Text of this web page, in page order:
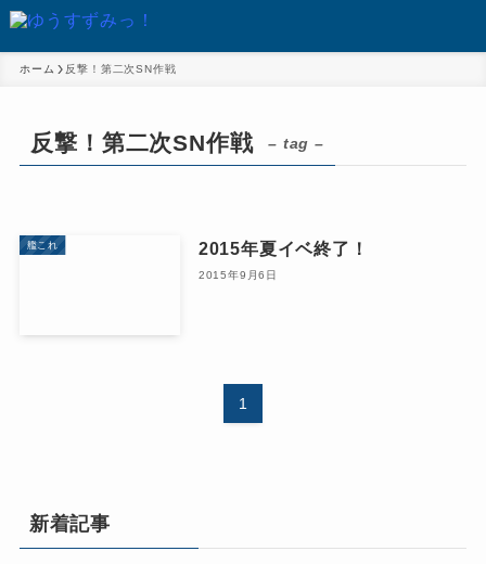
ホーム 反撃！第二次SN作戦
反撃！第二次SN作戦 – tag –
艦これ 2015年夏イベ終了！
2015年9月6日
1
新着記事